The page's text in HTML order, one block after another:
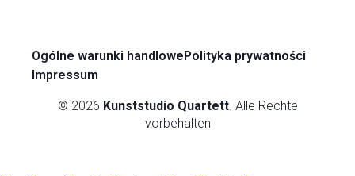
Ogólne warunki handlowe Polityka prywatności
Impressum
© 2026 Kunststudio Quartett. Alle Rechte
vorbehalten